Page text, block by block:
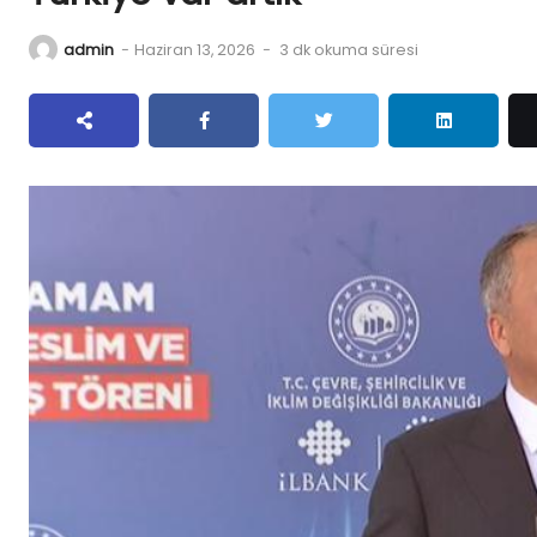
admin - Haziran 13, 2026 - 3 dk okuma süresi